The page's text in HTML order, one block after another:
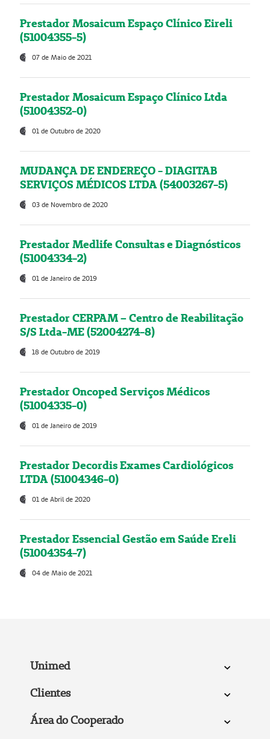
Prestador Mosaicum Espaço Clínico Eireli
(51004355-5)
07 de Maio de 2021
Prestador Mosaicum Espaço Clínico Ltda
(51004352-0)
01 de Outubro de 2020
MUDANÇA DE ENDEREÇO - DIAGITAB
SERVIÇOS MÉDICOS LTDA (54003267-5)
03 de Novembro de 2020
Prestador Medlife Consultas e Diagnósticos
(51004334-2)
01 de Janeiro de 2019
Prestador CERPAM – Centro de Reabilitação
S/S Ltda-ME (52004274-8)
18 de Outubro de 2019
Prestador Oncoped Serviços Médicos
(51004335-0)
01 de Janeiro de 2019
Prestador Decordis Exames Cardiológicos
LTDA (51004346-0)
01 de Abril de 2020
Prestador Essencial Gestão em Saúde Ereli
(51004354-7)
04 de Maio de 2021
Unimed
Clientes
Área do Cooperado